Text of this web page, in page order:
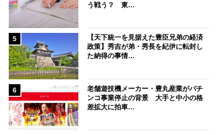
う戦う？ 東…
5
【天下統一を見据えた豊臣兄弟の経済
政策】秀吉が弟・秀長を紀伊に転封し
た納得の事情…
6
老舗遊技機メーカー・豊丸産業がパチ
ンコ事業停止の背景 大手と中小の格
差拡大に拍車…